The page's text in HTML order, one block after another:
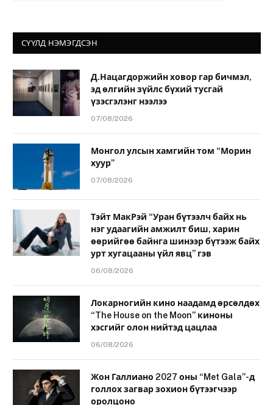
СҮҮЛД НЭМЭГДСЭН
Д.Нацагдоржийн ховор гар бичмэл,
эд өлгийн зүйлс бүхий тусгай
үзэсгэлэнг нээлээ
07/08/2026
Монгол улсын хамгийн том “Морин
хуур”
07/08/2026
Тэйт МакРэй “Уран бүтээлч байх нь
нэг удаагийн амжилт биш, харин
өөрийгөө байнга шинээр бүтээж байх
урт хугацааны үйл явц” гэв
06/08/2026
Локарногийн кино наадамд өрсөлдөх
“The House on the Moon” киноны
хэсгийг олон нийтэд цацлаа
06/08/2026
Жон Галлиано 2027 оны “Met Gala”-д
голлох загвар зохион бүтээгчээр
оролцоно